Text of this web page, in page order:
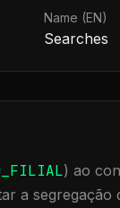
Name (EN)
Searches
) ao
a segregação